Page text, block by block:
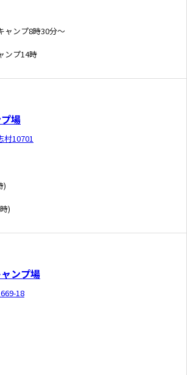
ャンプ8時30分～
ンプ14時
場
村10701
)
)
ンプ場
18